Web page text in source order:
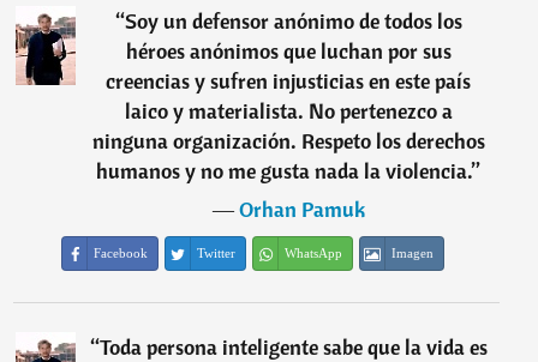
“Soy un defensor anónimo de todos los
héroes anónimos que luchan por sus
creencias y sufren injusticias en este país
laico y materialista. No pertenezco a
ninguna organización. Respeto los derechos
humanos y no me gusta nada la violencia.”
―Orhan Pamuk
Facebook Twitter WhatsApp Imagen
“Toda persona inteligente sabe que la vida es